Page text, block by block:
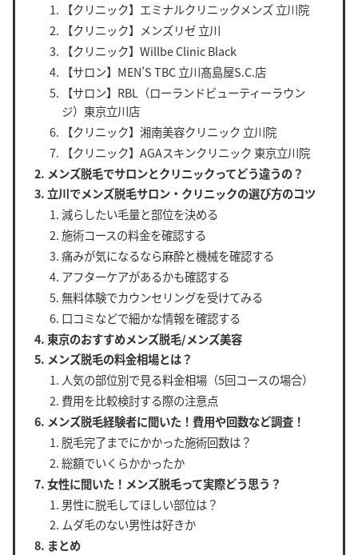
【クリニック】エミナルクリニックメンズ 立川院
【クリニック】メンズリゼ 立川
【クリニック】Willbe Clinic Black
【サロン】MEN’S TBC 立川髙島屋S.C.店
【サロン】RBL（ローランドビューティーラウン
ジ）東京立川店
【クリニック】湘南美容クリニック 立川院
【クリニック】AGAスキンクリニック 東京立川院
メンズ脱毛でサロンとクリニックってどう違うの？
立川でメンズ脱毛サロン・クリニックの選び方のコツ
減らしたい毛量と部位を決める
施術コースの料金を確認する
痛みが気になるなら麻酔と機械を確認する
アフターケアがあるかも確認する
無料体験でカウンセリングを受けてみる
口コミなどで細かな情報を確認する
東京のおすすめメンズ脱毛/メンズ美容
メンズ脱毛の料金相場とは？
人気の部位別で見る料金相場（5回コースの場合）
費用を比較検討する際の注意点
メンズ脱毛経験者に聞いた！費用や回数など調査！
脱毛完了までにかかった施術回数は？
総額でいくらかかったか
女性に聞いた！メンズ脱毛って実際どう思う？
男性に脱毛してほしい部位は？
ムダ毛のない男性は好きか
まとめ